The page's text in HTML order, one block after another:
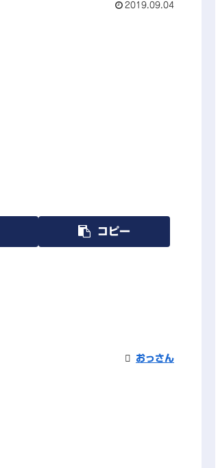
2019.09.04
コピー
おっさん